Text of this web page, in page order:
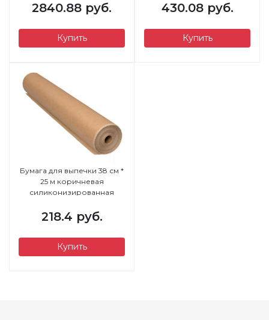
л/
2840.88 руб.
Купить
430.08 руб.
Купить
Бумага для выпечки 38 см *
25 м коричневая
силиконизированная
218.4 руб.
Купить